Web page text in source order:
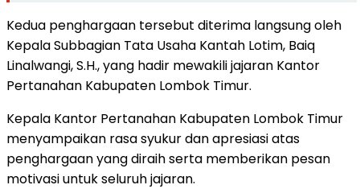
Kedua penghargaan tersebut diterima langsung oleh
Kepala Subbagian Tata Usaha Kantah Lotim, Baiq
Linalwangi, S.H., yang hadir mewakili jajaran Kantor
Pertanahan Kabupaten Lombok Timur.
Kepala Kantor Pertanahan Kabupaten Lombok Timur
menyampaikan rasa syukur dan apresiasi atas
penghargaan yang diraih serta memberikan pesan
motivasi untuk seluruh jajaran.